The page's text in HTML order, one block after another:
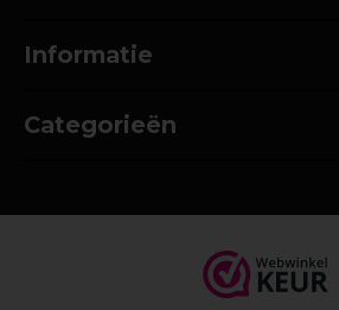
Informatie
Categorieën